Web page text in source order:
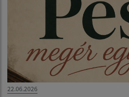
22.06.2026